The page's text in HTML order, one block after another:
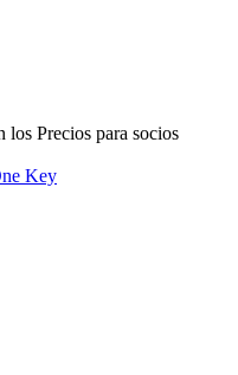
los Precios para socios
Key